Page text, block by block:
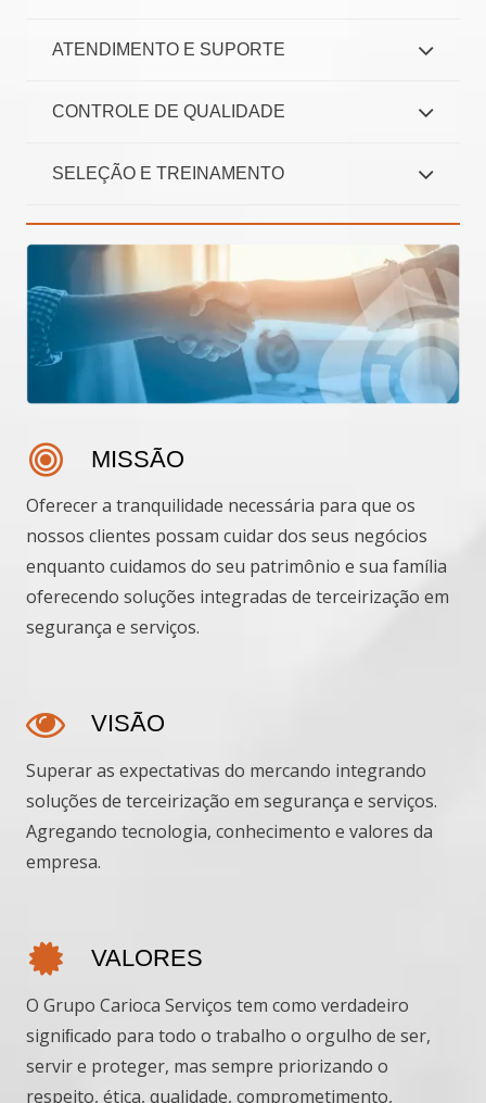
ATENDIMENTO E SUPORTE
CONTROLE DE QUALIDADE
SELEÇÃO E TREINAMENTO
MISSÃO
Oferecer a tranquilidade necessária para que os
nossos clientes possam cuidar dos seus negócios
enquanto cuidamos do seu patrimônio e sua família
oferecendo soluções integradas de terceirização em
segurança e serviços.
VISÃO
Superar as expectativas do mercando integrando
soluções de terceirização em segurança e serviços.
Agregando tecnologia, conhecimento e valores da
empresa.
VALORES
O Grupo Carioca Serviços tem como verdadeiro
signiﬁcado para todo o trabalho o orgulho de ser,
servir e proteger, mas sempre priorizando o
respeito, ética, qualidade, comprometimento,